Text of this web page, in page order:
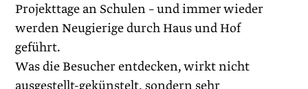
Projekttage an Schulen – und immer wieder
werden Neugierige durch Haus und Hof
geführt.
Was die Besucher entdecken, wirkt nicht